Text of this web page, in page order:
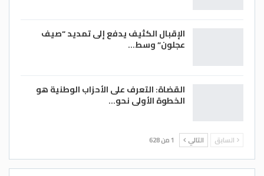
الإقبال الكثيف يدفع إلى تمديد “صيف
عجلون” وسط…
القضاة: التعرف على الأحزاب الوطنية هو
الخطوة الأولى نحو…
السابق التالي 1 من 628